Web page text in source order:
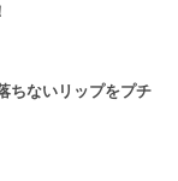
ちないリップをプチ